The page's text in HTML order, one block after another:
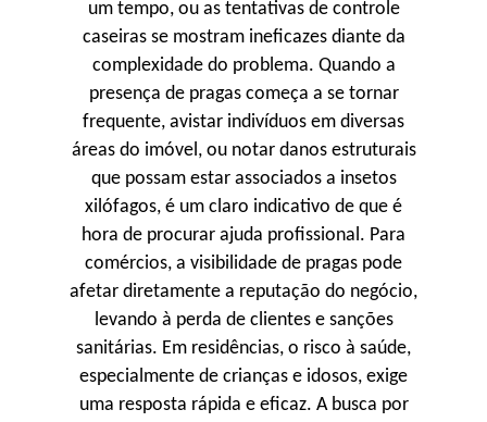
um tempo, ou as tentativas de controle
caseiras se mostram ineficazes diante da
complexidade do problema. Quando a
presença de pragas começa a se tornar
frequente, avistar indivíduos em diversas
áreas do imóvel, ou notar danos estruturais
que possam estar associados a insetos
xilófagos, é um claro indicativo de que é
hora de procurar ajuda profissional. Para
comércios, a visibilidade de pragas pode
afetar diretamente a reputação do negócio,
levando à perda de clientes e sanções
sanitárias. Em residências, o risco à saúde,
especialmente de crianças e idosos, exige
uma resposta rápida e eficaz. A busca por